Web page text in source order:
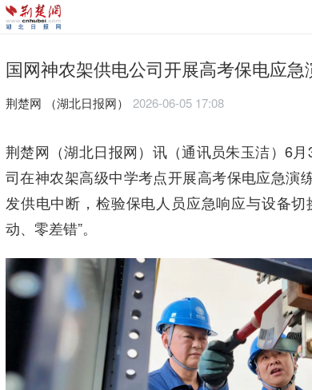
国网神农架供电公司开展高考保电应急
荆楚网 ​（湖北日报网） 2026-06-05 17:08
荆楚网（湖北日报网）讯（通讯员朱玉洁）6
司在神农架高级中学考点开展高考保电应急演
发供电中断，检验保电人员应急响应与设备
动、零差错”。